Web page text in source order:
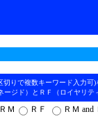
りで複数キーワード入力可)
ジド）とＲＦ（ロイヤリ
ＲＭ ＲＦ ＲＭ and